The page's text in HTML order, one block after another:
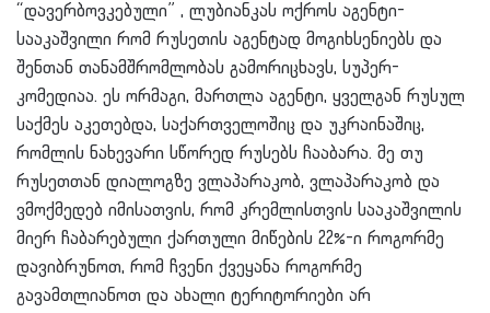
“დავერბოვკებული” , ლუბიანკას ოქროს აგენტი-
სააკაშვილი რომ რუსეთის აგენტად მოგიხსენიებს და
შენთან თანამშრომლობას გამორიცხავს, სუპერ-
კომედიაა. ეს ორმაგი, მართლა აგენტი, ყველგან რუსულ
საქმეს აკეთებდა, საქართველოშიც და უკრაინაშიც,
რომლის ნახევარი სწორედ რუსებს ჩააბარა. მე თუ
რუსეთთან დიალოგზე ვლაპარაკობ, ვლაპარაკობ და
ვმოქმედებ იმისათვის, რომ კრემლისთვის სააკაშვილის
მიერ ჩაბარებული ქართული მიწების 22%-ი როგორმე
დავიბრუნოთ, რომ ჩვენი ქვეყანა როგორმე
გავამთლიანოთ და ახალი ტერიტორიები არ